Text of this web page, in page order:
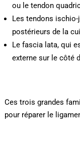
ou le tendon
Les tendons
postérieurs de la
Le fascia lata, qui
externe sur le côté
Ces trois grandes
pour réparer le